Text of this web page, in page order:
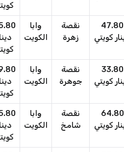
47.80
كويتي
نقصة
زهرة
وابا
الكويت
33.80
كويتي
نقصة
جوهرة
وابا
الكويت
64.80
كويتي
نقصة
شامخ
وابا
الكويت